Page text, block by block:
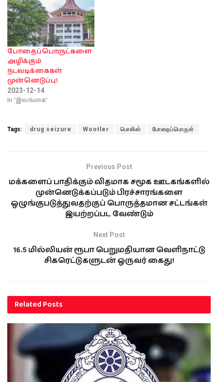
போதைப்பொருட்களை
அழிக்கும்
நடவடிக்கைகள்
முன்னெடுப்பு!
2023-12-14
In "இலங்கை"
Tags: drug seizure Wootler பொலிஸ் போதைப்பொருள்
Previous Post
மக்களைப் பாதிக்கும் விதமாக சமூக ஊடகங்களில்
முன்னெடுக்கப்படும் பிரச்சாரங்களை
ஒழுங்குபடுத்துவதற்குப் பொருத்தமான சட்டங்கள்
இயற்றப்பட வேண்டும்
Next Post
16.5 மில்லியன் ரூபா பெறுமதியான வெளிநாட்டு
சிகரெட்டுகளுடன் ஒருவர் கைது!
RelatedPosts